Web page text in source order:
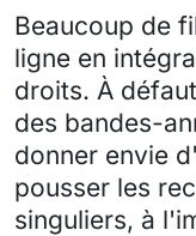
Beaucoup de
ligne en
droits. À
des bandes-
donner envie
pousser les
singuliers, à